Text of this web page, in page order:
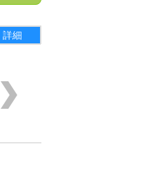
詳細